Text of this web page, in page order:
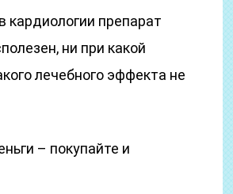
кардиологии препарат
ни при какой
лечебного эффекта не
– покупайте и